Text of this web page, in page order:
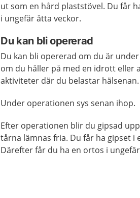
ut som en hård plaststövel. Du får
i ungefär åtta veckor.
Du kan bli opererad
Du kan bli opererad om du är
om du håller på med en idrott eller
aktiviteter där du belastar hälsenan.
Under operationen sys senan ihop.
Efter operationen blir du gipsad
tårna lämnas fria. Du får ha gipset i
Därefter får du ha en ortos i